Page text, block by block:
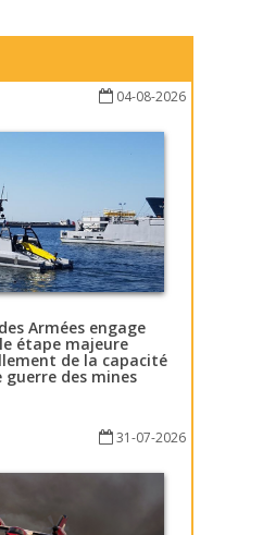
04-08-2026
Armées engage
étape majeure
de la capacité
guerre des mines
31-07-2026